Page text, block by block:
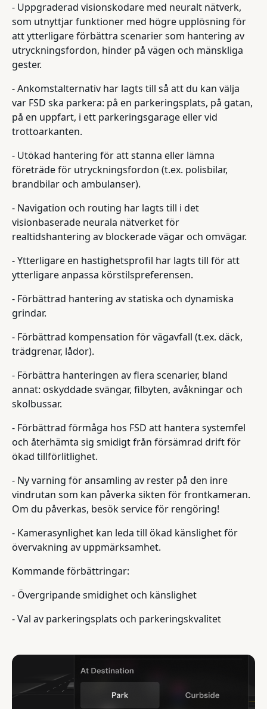
- Uppgraderad visionskodare med neuralt nätverk,
som utnyttjar funktioner med högre upplösning för
att ytterligare förbättra scenarier som hantering av
utryckningsfordon, hinder på vägen och mänskliga
gester.
- Ankomstalternativ har lagts till så att du kan välja
var FSD ska parkera: på en parkeringsplats, på gatan,
på en uppfart, i ett parkeringsgarage eller vid
trottoarkanten.
- Utökad hantering för att stanna eller lämna
företräde för utryckningsfordon (t.ex. polisbilar,
brandbilar och ambulanser).
- Navigation och routing har lagts till i det
visionbaserade neurala nätverket för
realtidshantering av blockerade vägar och omvägar.
- Ytterligare en hastighetsprofil har lagts till för att
ytterligare anpassa körstilspreferensen.
- Förbättrad hantering av statiska och dynamiska
grindar.
- Förbättrad kompensation för vägavfall (t.ex. däck,
trädgrenar, lådor).
- Förbättra hanteringen av flera scenarier, bland
annat: oskyddade svängar, filbyten, avåkningar och
skolbussar.
- Förbättrad förmåga hos FSD att hantera systemfel
och återhämta sig smidigt från försämrad drift för
ökad tillförlitlighet.
- Ny varning för ansamling av rester på den inre
vindrutan som kan påverka sikten för frontkameran.
Om du påverkas, besök service för rengöring!
- Kamerasynlighet kan leda till ökad känslighet för
övervakning av uppmärksamhet.
Kommande förbättringar:
- Övergripande smidighet och känslighet
- Val av parkeringsplats och parkeringskvalitet